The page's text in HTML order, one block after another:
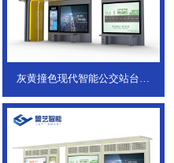
灰黄撞色现代智能公交站台，